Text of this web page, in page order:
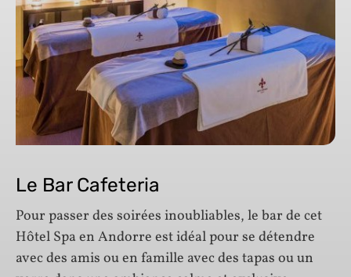
Le Bar Cafeteria
Pour passer des soirées inoubliables, le bar de cet
Hôtel Spa en Andorre est idéal pour se détendre
avec des amis ou en famille avec des tapas ou un